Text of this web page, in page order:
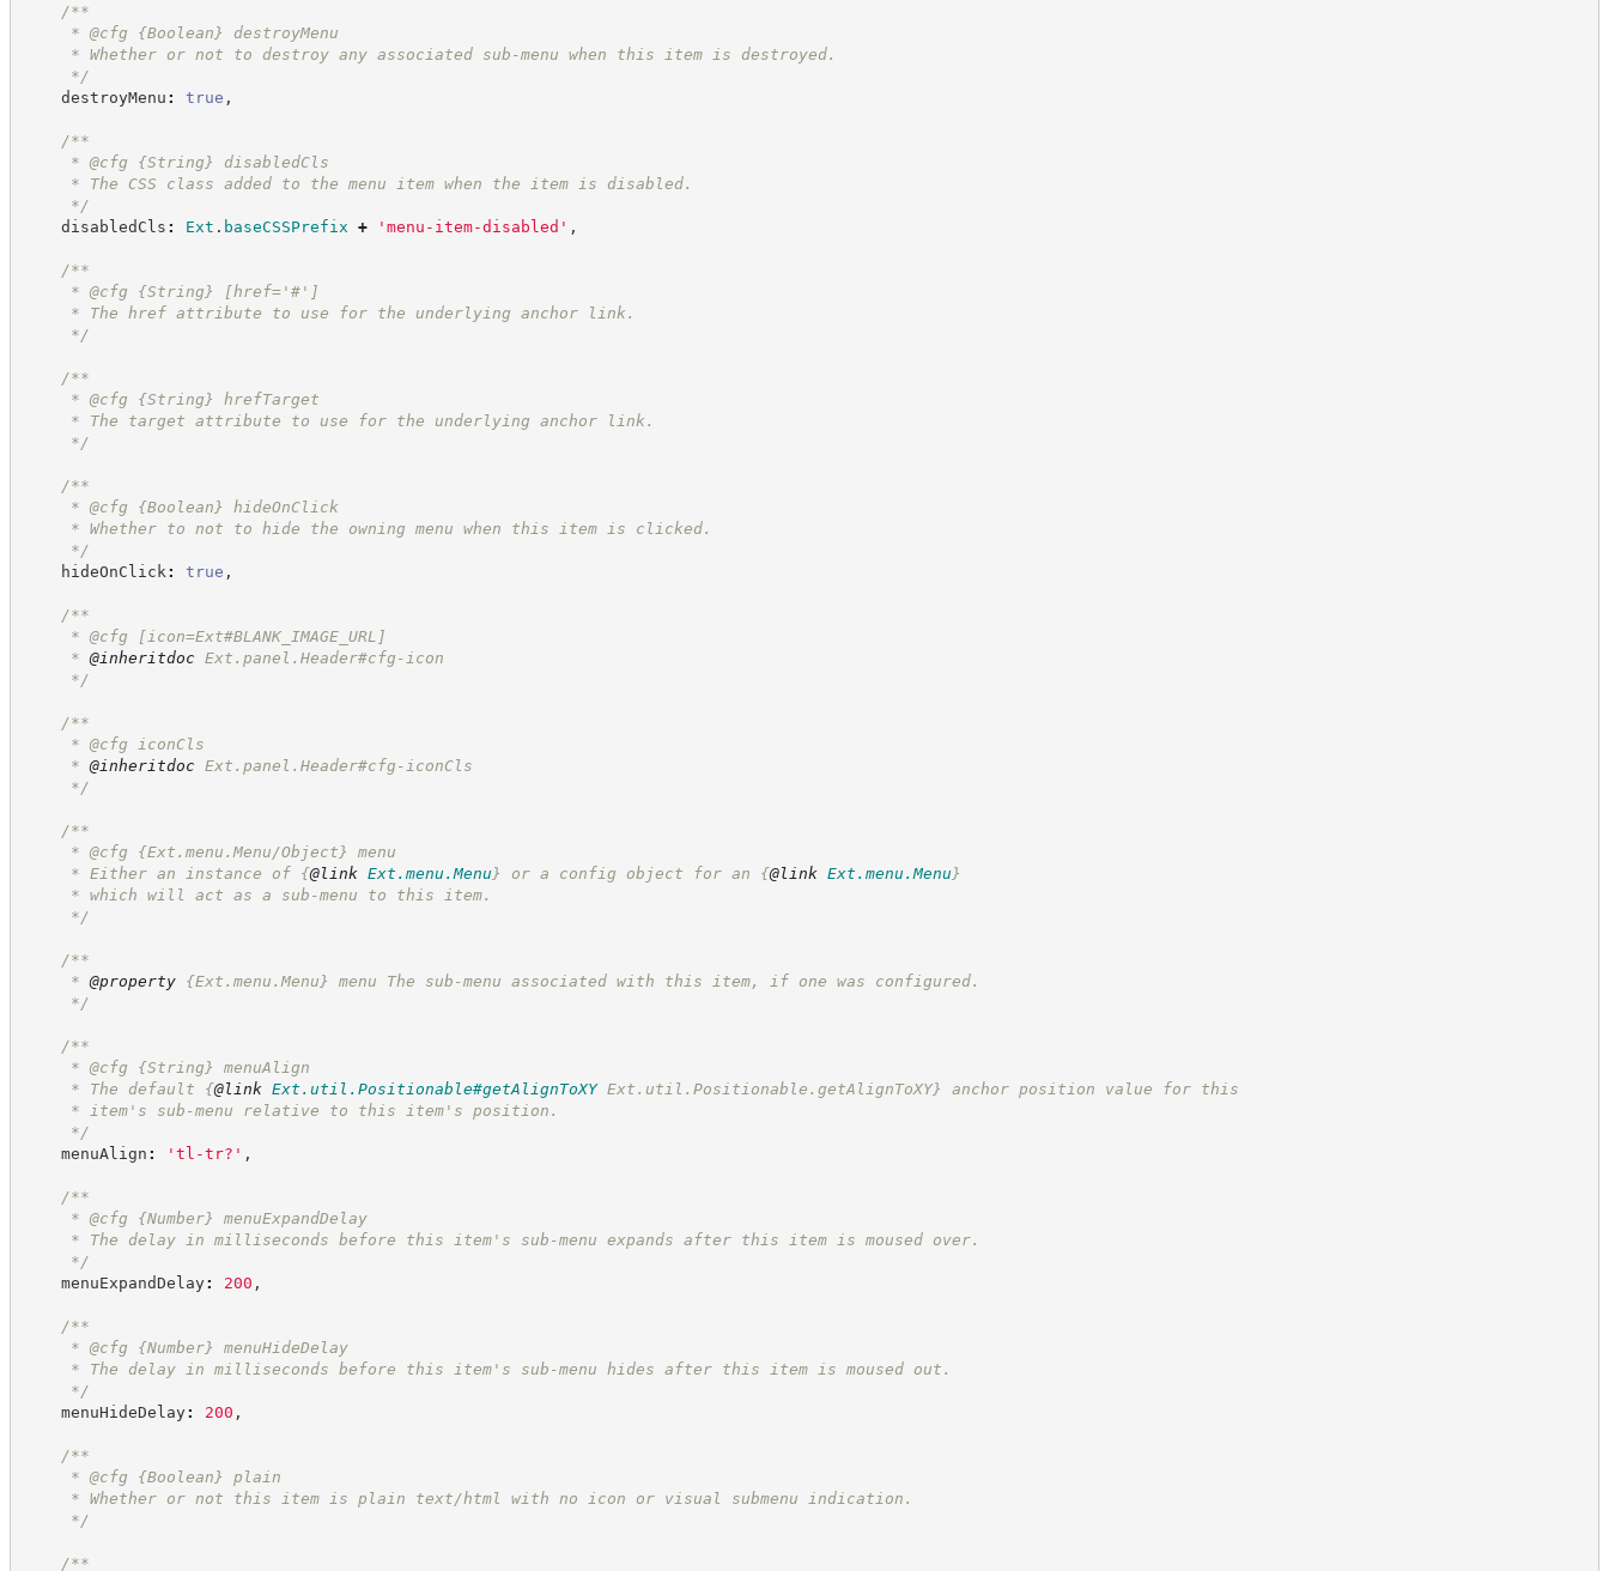
/**
* @cfg {Boolean}
destroyMenu
* Whether or not to destroy any associated sub-menu when this item is destroyed.
*/
destroyMenu : true ,
/**
* @cfg {String}
disabledCls
* The CSS class added to the menu item when the item is disabled.
*/
disabledCls : Ext . baseCSSPrefix + ' menu-item-disabled ' ,
/**
* @cfg {String}
[href='#']
* The href attribute to use for the underlying anchor link.
*/
/**
* @cfg {String}
hrefTarget
* The target attribute to use for the underlying anchor link.
*/
/**
* @cfg {Boolean}
hideOnClick
* Whether to not to hide the owning menu when this item is clicked.
*/
hideOnClick : true ,
/**
* @cfg [icon=Ext#BLANK_IMAGE_URL]
* @inheritdoc Ext.panel.Header#cfg-icon
*/
/**
* @cfg iconCls
* @inheritdoc Ext.panel.Header#cfg-iconCls
*/
/**
* @cfg {Ext.menu.Menu/Object} menu
* Either an instance of {@link Ext.menu.Menu } or a config object for an {@link Ext.menu.Menu }
* which will act as a sub-menu to this item.
*/
/**
* @property {Ext.menu.Menu}
menu The sub-menu associated with this item, if one was configured.
*/
/**
* @cfg {String}
menuAlign
* The default {@link Ext.util.Positionable#getAlignToXY Ext.util.Positionable.getAlignToXY} anchor position value for this
* item's sub-menu relative to this item's position.
*/
menuAlign : ' tl-tr? ' ,
/**
* @cfg {Number}
menuExpandDelay
* The delay in milliseconds before this item's sub-menu expands after this item is moused over.
*/
menuExpandDelay: 200 ,
/**
* @cfg {Number}
menuHideDelay
* The delay in milliseconds before this item's sub-menu hides after this item is moused out.
*/
menuHideDelay: 200 ,
/**
* @cfg {Boolean}
plain
* Whether or not this item is plain text/html with no icon or visual submenu indication.
*/
/**